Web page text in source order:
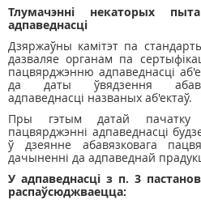
Тлумачэнні некаторых
адпаведнасці
Дзяржаўны камітэт па
дазваляе органам па
пацвярджэнню адпаведнасці
да даты ўвядзення
адпаведнасці названых аб'ектаў.
Пры гэтым датай пачатку
пацвярджэнні адпаведнасці
ў дзеянне абавязковага
дачыненні да адпаведнай
У адпаведнасці з п. 3
распаўсюджваецца: